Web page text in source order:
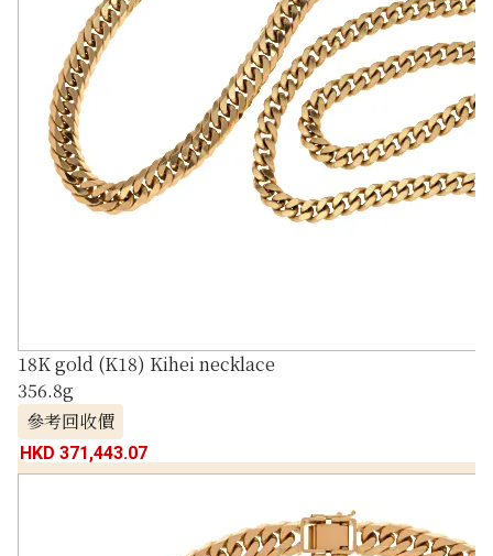
18K gold (K18) Kihei necklace
356.8g
參考回收價
HKD 371,443.07